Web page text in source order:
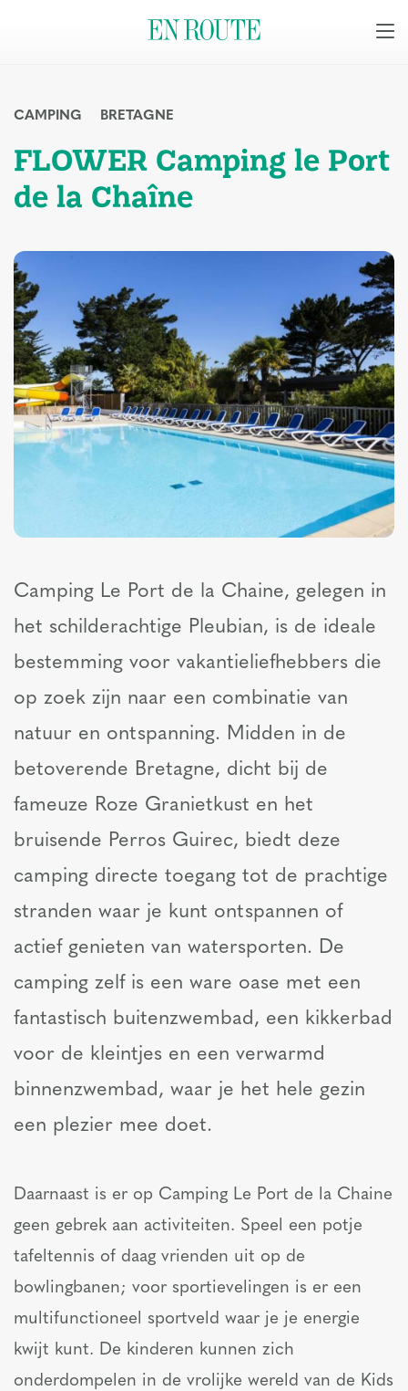
CAMPING BRETAGNE
FLOWER Camping le Port
de la Chaîne
Camping Le Port de la Chaine, gelegen in
het schilderachtige Pleubian, is de ideale
bestemming voor vakantieliefhebbers die
op zoek zijn naar een combinatie van
natuur en ontspanning. Midden in de
betoverende Bretagne, dicht bij de
fameuze Roze Granietkust en het
bruisende Perros Guirec, biedt deze
camping directe toegang tot de prachtige
stranden waar je kunt ontspannen of
actief genieten van watersporten. De
camping zelf is een ware oase met een
fantastisch buitenzwembad, een kikkerbad
voor de kleintjes en een verwarmd
binnenzwembad, waar je het hele gezin
een plezier mee doet.
Daarnaast is er op Camping Le Port de la Chaine
geen gebrek aan activiteiten. Speel een potje
tafeltennis of daag vrienden uit op de
bowlingbanen; voor sportievelingen is er een
multifunctioneel sportveld waar je je energie
kwijt kunt. De kinderen kunnen zich
onderdompelen in de vrolijke wereld van de Kids